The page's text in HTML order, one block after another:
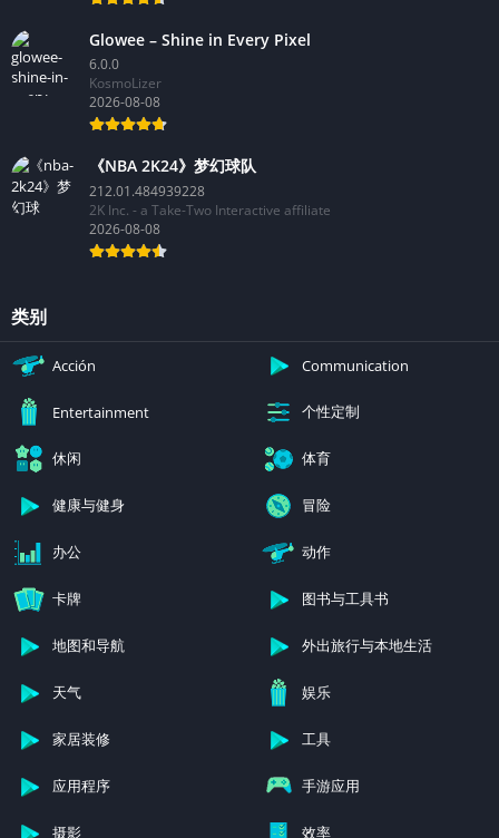
Glowee – Shine in Every Pixel
6.0.0
KosmoLizer
2026-08-08
《NBA 2K24》梦幻球队
212.01.484939228
2K Inc. - a Take-Two Interactive affiliate
2026-08-08
类别
Acción Communication
Entertainment 个性定制
休闲 体育
健康与健身 冒险
办公 动作
卡牌 图书与工具书
地图和导航 外出旅行与本地生活
天气 娱乐
家居装修 工具
应用程序 手游应用
摄影 效率